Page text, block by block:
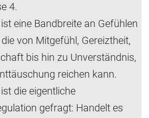
4.
ist eine Bandbreite an Gefühlen
von Mitgefühl, Gereiztheit,
bis hin zu Unverständnis,
reichen kann.
ist die eigentliche
gefragt: Handelt es